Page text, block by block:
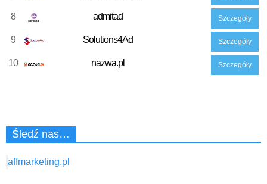
8 admitad Szczegóły
9 Solutions4Ad Szczegóły
10 nazwa.pl Szczegóły
Śledź nas…
affmarketing.pl